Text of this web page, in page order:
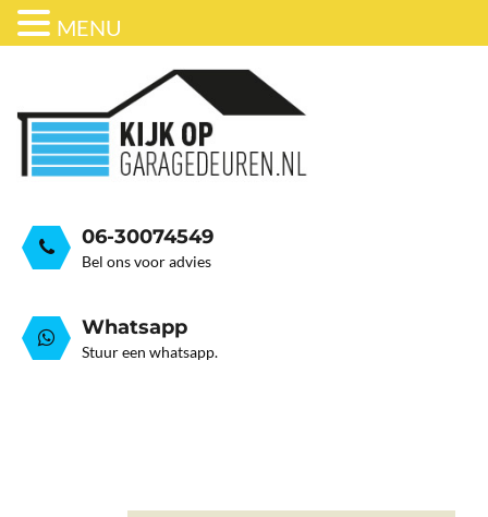
GRATIS ADVIESGESPREK
OVER ONS
GARAGEDEUREN
STALEN GARAGE KANTELDEUREN
06-30074549
Bel ons voor advies
Whatsapp
Stuur een whatsapp.
MENU